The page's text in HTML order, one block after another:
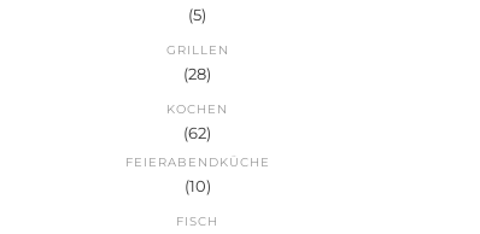
(5)
GRILLEN
(28)
KOCHEN
(62)
FEIERABENDKÜCHE
(10)
FISCH